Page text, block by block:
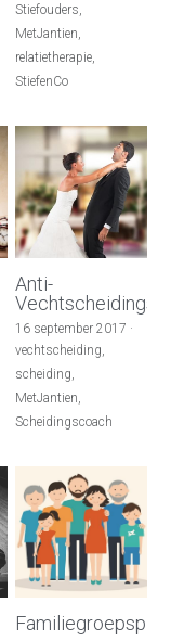
Stiefouders,
MetJantien,
relatietherapie,
StiefenCo
Anti-
16 september 2017 ·
vechtscheiding,
scheiding,
MetJantien,
Scheidingscoach
Familiegroepsplan